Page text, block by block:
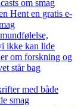
om smag
Hent en gratis e-
ikke kan lide
om forskning og
står bag
med både
smag